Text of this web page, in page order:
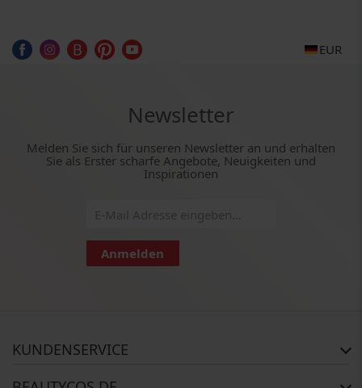
EUR
Newsletter
Melden Sie sich für unseren Newsletter an und erhalten
Sie als Erster scharfe Angebote, Neuigkeiten und
Inspirationen
Anmelden
KUNDENSERVICE